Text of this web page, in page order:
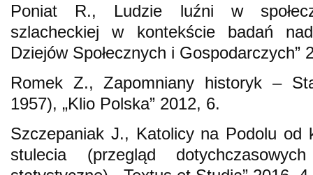
Poniat R., Ludzie luźni w
szlacheckiej w kontekście badań
Dziejów Społecznych i Gospodarczych”
Romek Z., Zapomniany historyk –
1957), „Klio Polska” 2012, 6.
Szczepaniak J., Katolicy na Podolu od
stulecia (przegląd